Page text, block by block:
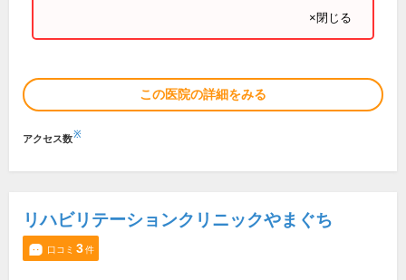
×閉じる
この医院の詳細をみる
アクセス数※
リハビリテーションクリニックやまぐち
口コミ 3件